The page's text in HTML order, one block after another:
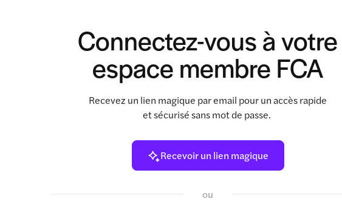
Connectez-vous à votre
espace membre FCA
Recevez un lien magique par email pour un accès rapide
et sécurisé sans mot de passe.
Recevoir un lien magique
ou